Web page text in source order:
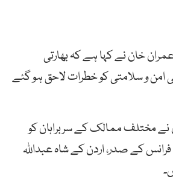
عمران خان نے کہا ہے کہ بھارتی
و سلامتی کو خطرات لاحق ہو گئے
نے مختلف ممالک کے سربراہان کو
کے صدر، اردن کے شاہ عبداللہ